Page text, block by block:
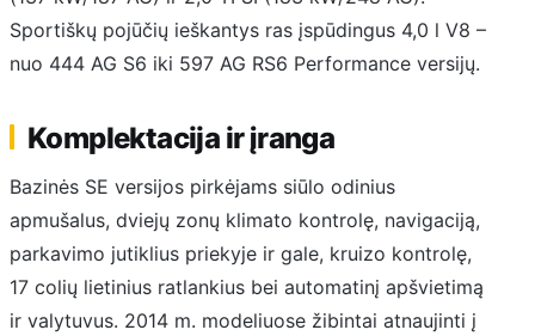
Sportiškų pojūčių ieškantys ras įspūdingus 4,0 l V8 –
nuo 444 AG S6 iki 597 AG RS6 Performance versijų.
Komplektacija ir įranga
Bazinės SE versijos pirkėjams siūlo odinius
apmušalus, dviejų zonų klimato kontrolę, navigaciją,
parkavimo jutiklius priekyje ir gale, kruizo kontrolę,
17 colių lietinius ratlankius bei automatinį apšvietimą
ir valytuvus. 2014 m. modeliuose žibintai atnaujinti į